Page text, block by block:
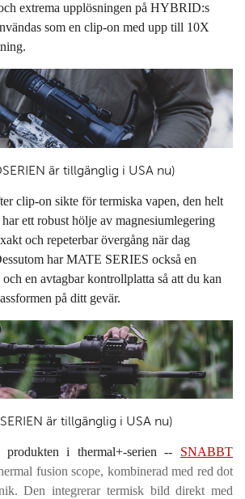
extrema upplösningen på HYBRID:s
som en clip-on med upp till 10X
är tillgänglig i USA nu)
clip-on sikte för termiska vapen, den helt
har ett robust hölje av magnesiumlegering
och repeterbar övergång när dag
har MATE SERIES också en
en avtagbar kontrollplatta så att du kan
på ditt gevär.
är tillgänglig i USA nu)
produkten i thermal+-serien -- SNABBT
fusion scope, kombinerad med red dot
Den integrerar termisk bild direkt med